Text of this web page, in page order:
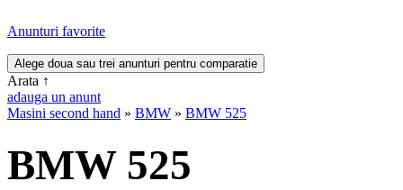
Anunturi favorite
Arata ↑
adauga un anunt
Masini second hand » BMW » BMW 525
BMW 525